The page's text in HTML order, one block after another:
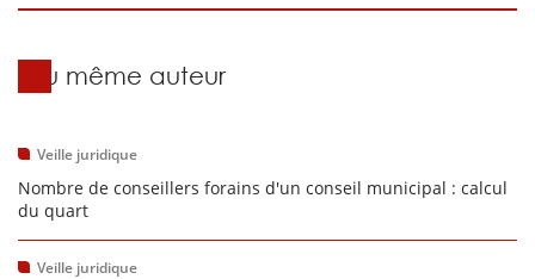
Du même auteur
Veille juridique
Nombre de conseillers forains d'un conseil municipal : calcul
du quart
Veille juridique